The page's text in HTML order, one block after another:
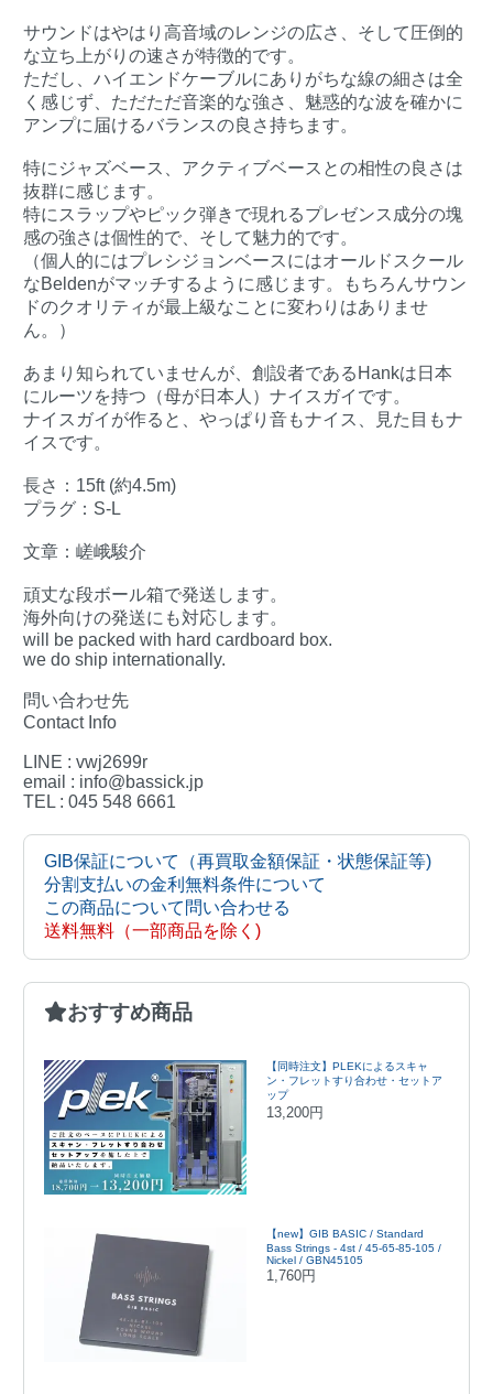
サウンドはやはり高音域のレンジの広さ、そして圧倒的
な立ち上がりの速さが特徴的です。
ただし、ハイエンドケーブルにありがちな線の細さは全
く感じず、ただただ音楽的な強さ、魅惑的な波を確かに
アンプに届けるバランスの良さ持ちます。
特にジャズベース、アクティブベースとの相性の良さは
抜群に感じます。
特にスラップやピック弾きで現れるプレゼンス成分の塊
感の強さは個性的で、そして魅力的です。
（個人的にはプレシジョンベースにはオールドスクール
なBeldenがマッチするように感じます。もちろんサウン
ドのクオリティが最上級なことに変わりはありませ
ん。）
あまり知られていませんが、創設者であるHankは日本
にルーツを持つ（母が日本人）ナイスガイです。
ナイスガイが作ると、やっぱり音もナイス、見た目もナ
イスです。
長さ：15ft (約4.5m)
プラグ：S-L
文章：嵯峨駿介
頑丈な段ボール箱で発送します。
海外向けの発送にも対応します。
will be packed with hard cardboard box.
we do ship internationally.
問い合わせ先
Contact Info
LINE : vwj2699r
email : info@bassick.jp
TEL : 045 548 6661
GIB保証について（再買取金額保証・状態保証等)
分割支払いの金利無料条件について
この商品について問い合わせる
送料無料（一部商品を除く)
おすすめ商品
【同時注文】PLEKによるスキャ
ン・フレットすり合わせ・セットア
ップ
13,200円
【new】GIB BASIC / Standard
Bass Strings - 4st / 45-65-85-105 /
Nickel / GBN45105
1,760円